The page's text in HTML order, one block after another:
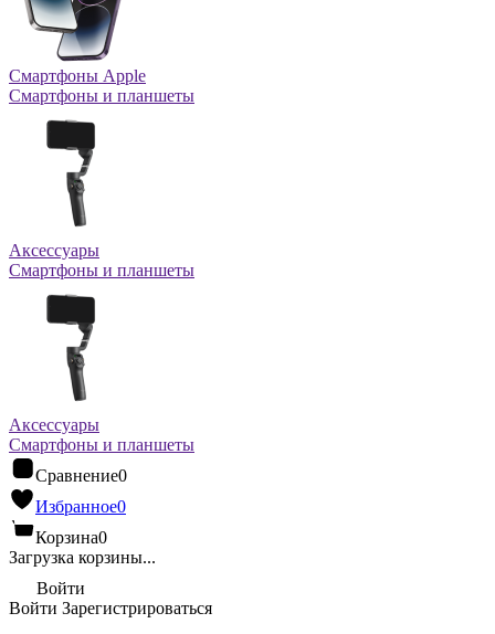
Смартфоны Apple
Смартфоны и планшеты
Аксессуары
Смартфоны и планшеты
Аксессуары
Смартфоны и планшеты
Сравнение0
Избранное0
Корзина0
Загрузка корзины...
Войти
Войти Зарегистрироваться